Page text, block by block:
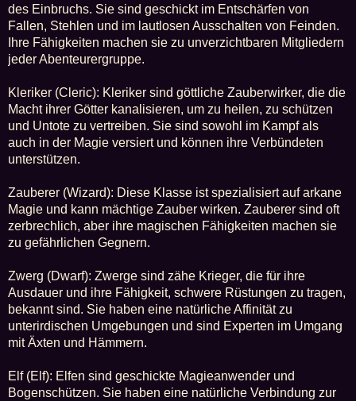
des Einbruchs. Sie sind geschickt im Entschärfen von
Fallen, Stehlen und im lautlosen Ausschalten von Feinden.
Ihre Fähigkeiten machen sie zu unverzichtbaren Mitgliedern
jeder Abenteurergruppe.
Kleriker (Cleric): Kleriker sind göttliche Zauberwirker, die die
Macht ihrer Götter kanalisieren, um zu heilen, zu schützen
und Untote zu vertreiben. Sie sind sowohl im Kampf als
auch in der Magie versiert und können ihre Verbündeten
unterstützen.
Zauberer (Wizard): Diese Klasse ist spezialisiert auf arkane
Magie und kann mächtige Zauber wirken. Zauberer sind oft
zerbrechlich, aber ihre magischen Fähigkeiten machen sie
zu gefährlichen Gegnern.
Zwerg (Dwarf): Zwerge sind zähe Krieger, die für ihre
Ausdauer und ihre Fähigkeit, schwere Rüstungen zu tragen,
bekannt sind. Sie haben eine natürliche Affinität zu
unterirdischen Umgebungen und sind Experten im Umgang
mit Äxten und Hämmern.
Elf (Elf): Elfen sind geschickte Magieanwender und
Bogenschützen. Sie haben eine natürliche Verbindung zur